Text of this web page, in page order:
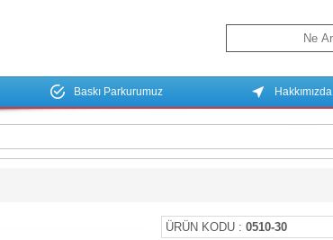
Baskı Parkurumuz Hakkımızda
ÜRÜN KODU : 0510-30